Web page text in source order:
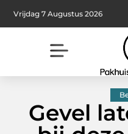
Vrijdag 7 Augustus 2026
Gevel